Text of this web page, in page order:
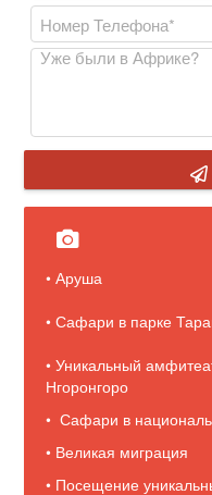
• Аруша
• Сафари в парке
• Уникальный
Нгоронгоро
• Сафари в
• Великая миграция
• Посещение